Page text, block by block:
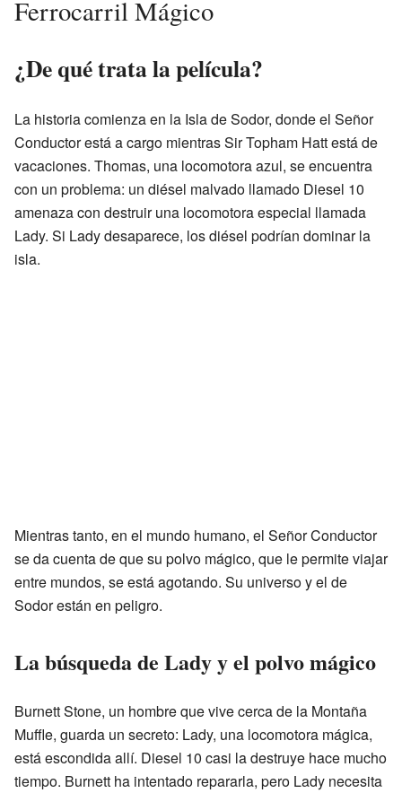
Ferrocarril Mágico
¿De qué trata la película?
La historia comienza en la Isla de Sodor, donde el Señor
Conductor está a cargo mientras Sir Topham Hatt está de
vacaciones. Thomas, una locomotora azul, se encuentra
con un problema: un diésel malvado llamado Diesel 10
amenaza con destruir una locomotora especial llamada
Lady. Si Lady desaparece, los diésel podrían dominar la
isla.
Mientras tanto, en el mundo humano, el Señor Conductor
se da cuenta de que su polvo mágico, que le permite viajar
entre mundos, se está agotando. Su universo y el de
Sodor están en peligro.
La búsqueda de Lady y el polvo mágico
Burnett Stone, un hombre que vive cerca de la Montaña
Muffle, guarda un secreto: Lady, una locomotora mágica,
está escondida allí. Diesel 10 casi la destruye hace mucho
tiempo. Burnett ha intentado repararla, pero Lady necesita